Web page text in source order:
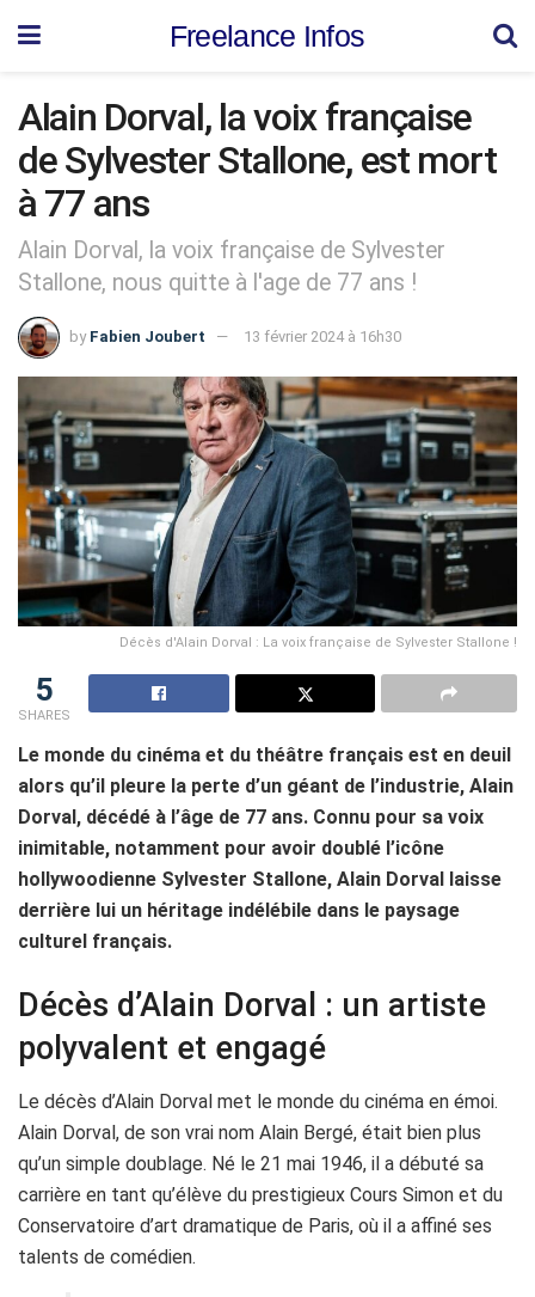
Freelance Infos
Alain Dorval, la voix française
de Sylvester Stallone, est mort
à 77 ans
Alain Dorval, la voix française de Sylvester
Stallone, nous quitte à l'age de 77 ans !
by Fabien Joubert 13 février 2024 à 16h30
Décès d'Alain Dorval : La voix française de Sylvester Stallone !
5
SHARES
Le monde du cinéma et du théâtre français est en deuil
alors qu’il pleure la perte d’un géant de l’industrie, Alain
Dorval, décédé à l’âge de 77 ans. Connu pour sa voix
inimitable, notamment pour avoir doublé l’icône
hollywoodienne Sylvester Stallone, Alain Dorval laisse
derrière lui un héritage indélébile dans le paysage
culturel français.
Décès d’Alain Dorval : un artiste
polyvalent et engagé
Le décès d’Alain Dorval met le monde du cinéma en émoi.
Alain Dorval, de son vrai nom Alain Bergé, était bien plus
qu’un simple doublage. Né le 21 mai 1946, il a débuté sa
carrière en tant qu’élève du prestigieux Cours Simon et du
Conservatoire d’art dramatique de Paris, où il a affiné ses
talents de comédien.